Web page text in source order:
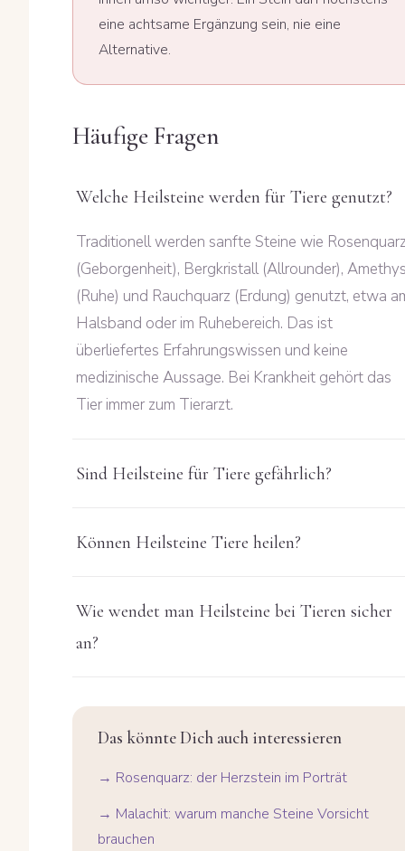
eine achtsame Ergänzung sein, nie eine
Alternative.
Häufige Fragen
Welche Heilsteine werden für Tiere genutzt?
Traditionell werden sanfte Steine wie
(Geborgenheit), Bergkristall (Allrounder),
(Ruhe) und Rauchquarz (Erdung) genutzt, etwa
Halsband oder im Ruhebereich. Das ist
überliefertes Erfahrungswissen und keine
medizinische Aussage. Bei Krankheit gehört das
Tier immer zum Tierarzt.
Sind Heilsteine für Tiere gefährlich?
Können Heilsteine Tiere heilen?
Wie wendet man Heilsteine bei Tieren sicher
an?
Das könnte Dich auch interessieren
→ Rosenquarz: der Herzstein im Porträt
→ Malachit: warum manche Steine Vorsicht
brauchen